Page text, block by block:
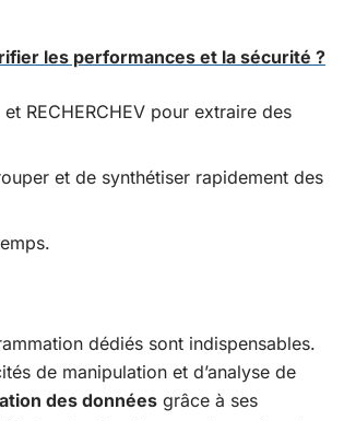
les performances et la sécurité ?
RECHERCHEV pour extraire des
et de synthétiser rapidement des
dédiés sont indispensables.
de manipulation et d’analyse de
des données grâce à ses